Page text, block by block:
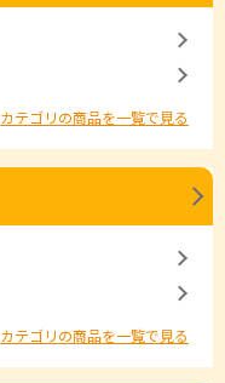
カテゴリの商品を一覧で見る
カテゴリの商品を一覧で見る